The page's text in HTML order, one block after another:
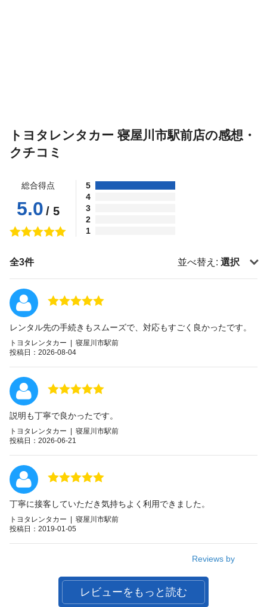
トヨタレンタカー 寝屋川市駅前店の感想・
クチコミ
総合得点
5.0 / 5
5
4
3
2
1
全3件 並べ替え: 選択
レンタル先の手続きもスムーズで、対応もすごく良かったです。
トヨタレンタカー | 寝屋川市駅前
投稿日：2026-08-04
説明も丁寧で良かったです。
トヨタレンタカー | 寝屋川市駅前
投稿日：2026-06-21
丁寧に接客していただき気持ちよく利用できました。
トヨタレンタカー | 寝屋川市駅前
投稿日：2019-01-05
Reviews by
レビューをもっと読む